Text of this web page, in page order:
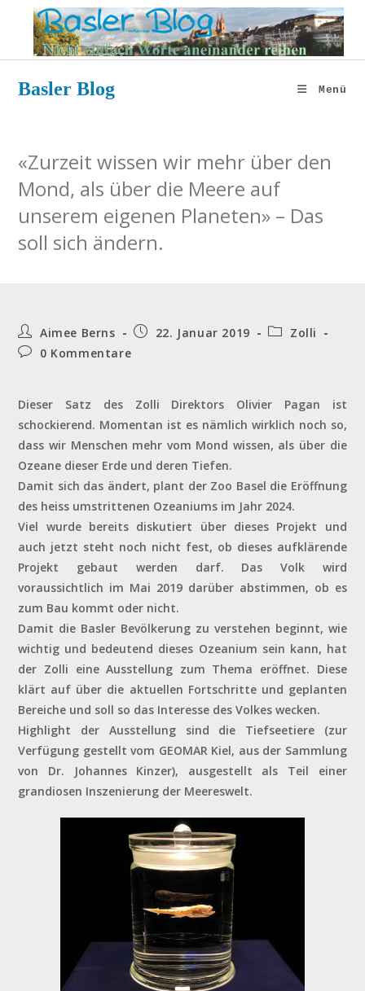
springen
Basler Blog Menü
«Zurzeit wissen wir mehr über den
Mond, als über die Meere auf
unserem eigenen Planeten» – Das
soll sich ändern.
Beitrags-
Autor:
Aimee Berns
Beitrag22. Januar 2019
Beitrags-
Zolli
Beitrags-
0 Kommentare
Dieser Satz des Zolli Direktors Olivier Pagan ist
schockierend. Momentan ist es nämlich wirklich noch so,
dass wir Menschen mehr vom Mond wissen, als über die
Ozeane dieser Erde und deren Tiefen.
Damit sich das ändert, plant der Zoo Basel die Eröffnung
des heiss umstrittenen Ozeaniums im Jahr 2024.
Viel wurde bereits diskutiert über dieses Projekt und
auch jetzt steht noch nicht fest, ob dieses aufklärende
Projekt gebaut werden darf. Das Volk wird
voraussichtlich im Mai 2019 darüber abstimmen, ob es
zum Bau kommt oder nicht.
Damit die Basler Bevölkerung zu verstehen beginnt, wie
wichtig und bedeutend dieses Ozeanium sein kann, hat
der Zolli eine Ausstellung zum Thema eröffnet. Diese
klärt auf über die aktuellen Fortschritte und geplanten
Bereiche und soll so das Interesse des Volkes wecken.
Highlight der Ausstellung sind die Tiefseetiere (zur
Verfügung gestellt vom GEOMAR Kiel, aus der Sammlung
von Dr. Johannes Kinzer), ausgestellt als Teil einer
grandiosen Inszenierung der Meereswelt.